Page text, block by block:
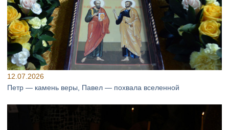
12.07.2026
Петр — камень веры, Павел — похвала вселенной